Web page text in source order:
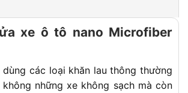
xe ô tô nano Microfiber
dùng các loại khăn lau thông thường
những xe không sạch mà còn